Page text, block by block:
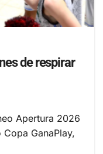
de respirar
Apertura 2026
GanaPlay,